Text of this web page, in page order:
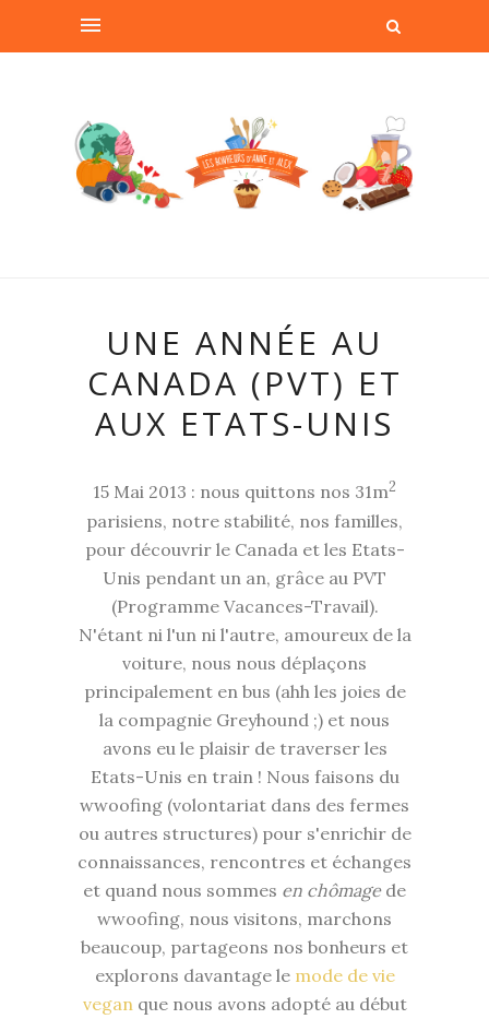
UNE ANNÉE AU
CANADA (PVT) ET
AUX ETATS-UNIS
15 Mai 2013 : nous quittons nos 31m2
parisiens, notre stabilité, nos familles,
pour découvrir le Canada et les Etats-
Unis pendant un an, grâce au PVT
(Programme Vacances-Travail).
N'étant ni l'un ni l'autre, amoureux de la
voiture, nous nous déplaçons
principalement en bus (ahh les joies de
la compagnie Greyhound ;) et nous
avons eu le plaisir de traverser les
Etats-Unis en train ! Nous faisons du
wwoofing (volontariat dans des fermes
ou autres structures) pour s'enrichir de
connaissances, rencontres et échanges
et quand nous sommes en chômage de
wwoofing, nous visitons, marchons
beaucoup, partageons nos bonheurs et
explorons davantage le mode de vie
vegan que nous avons adopté au début